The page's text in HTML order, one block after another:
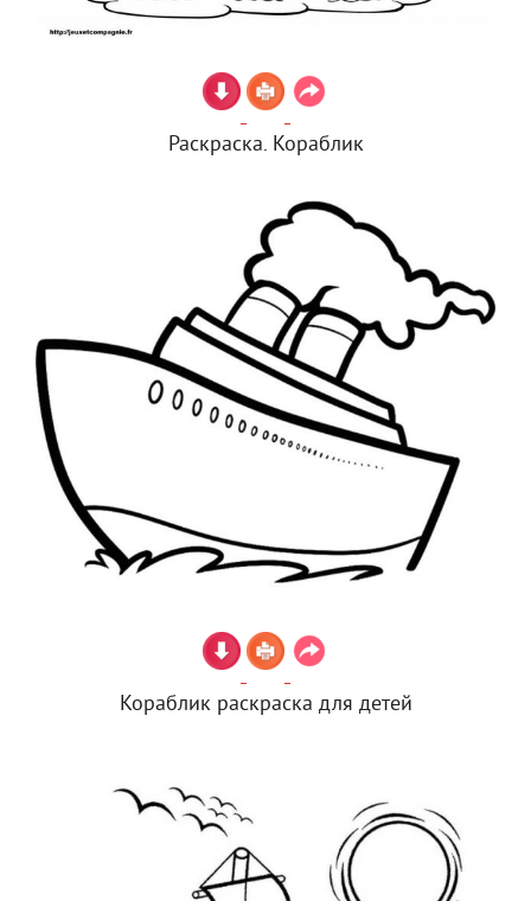
Раскраска. Кораблик
Кораблик раскраска для детей